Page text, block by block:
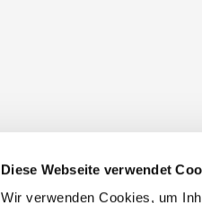
Diese Webseite verwendet
Wir verwenden Cookies, um